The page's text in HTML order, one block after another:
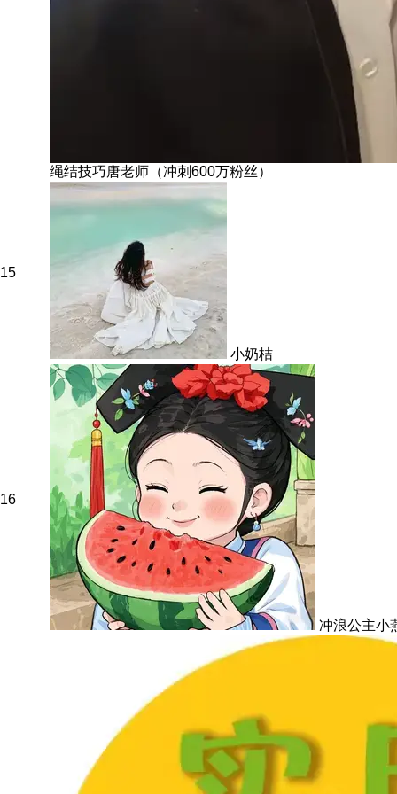
绳结技巧唐老师（冲刺600万粉丝）
15
小奶桔
16
冲浪公主小